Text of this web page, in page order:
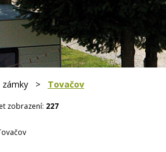
zámky > Tovačov
zobrazení: 227